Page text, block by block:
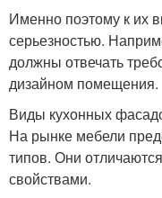
Именно поэтому к их
серьезностью.
должны отвечать
дизайном помещения.
Виды кухонных
На рынке мебели
типов. Они
свойствами.